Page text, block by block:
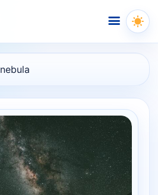
Меню
nebula